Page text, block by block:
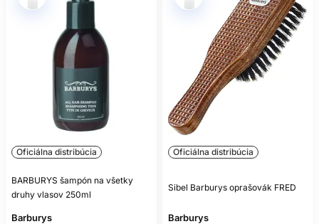
Oficiálna distribúcia
BARBURYS šampón na všetky
druhy vlasov 250ml
Barburys
Oficiálna distribúcia
Sibel Barburys oprašovák FRED
Barburys